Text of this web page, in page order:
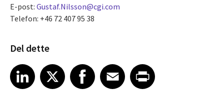
E-post: Gustaf.Nilsson@cgi.com
Telefon: +46 72 407 95 38
Del dette
Share article on LinkedIn
LinkedIn
Share article on XShare article on Facebook
Facebook
Share article on Email
EmailShare article on Print